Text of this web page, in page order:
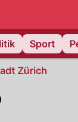
Sport
Zürich